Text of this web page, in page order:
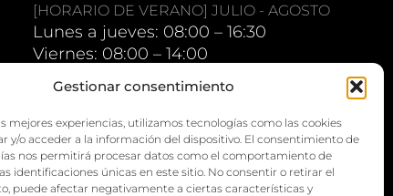
Gestionar consentimiento
mejores experiencias, utilizamos tecnologías como las cookies
y/o acceder a la información del dispositivo. El consentimiento de
nos permitirá procesar datos como el comportamiento de
identificaciones únicas en este sitio. No consentir o retirar el
puede afectar negativamente a ciertas características y
[HORARIO DE VERANO] JULIO - AGOSTO
Lunes a jueves: 08:00 – 16:30
Viernes: 08:00 – 14:00